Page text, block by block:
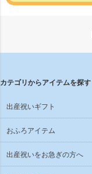
カテゴリからアイテムを探す
出産祝いギフト
おふろアイテム
出産祝いをお急ぎの方へ